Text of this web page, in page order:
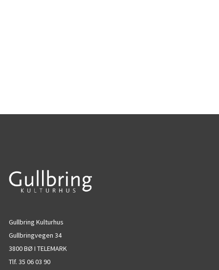
Gullbring Kulturhus
Gullbringvegen 34
3800 BØ I TELEMARK
Tlf. 35 06 03 90